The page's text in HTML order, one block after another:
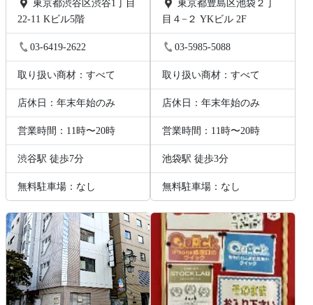
22-11 Kビル5階
03-6419-2622
取り扱い商材：すべて
店休日：年末年始のみ
営業時間：11時〜20時
渋谷駅 徒歩7分
無料駐車場：なし
東京都豊島区池袋２丁
目４−２ YKビル 2F
03-5985-5088
取り扱い商材：すべて
店休日：年末年始のみ
営業時間：11時〜20時
池袋駅 徒歩3分
無料駐車場：なし